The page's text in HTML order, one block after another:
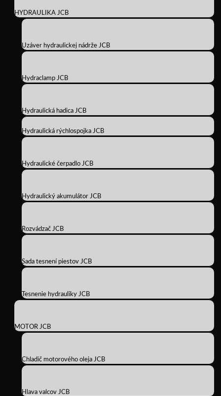
HYDRAULIKA JCB
Uzáver hydraulickej nádrže JCB
Hydraclamp JCB
Hydraulická hadica JCB
Hydraulická rýchlospojka JCB
Hydraulické čerpadlo JCB
Hydraulický akumulátor JCB
Rozvádzač JCB
Sada tesnení piestov JCB
Tesnenie hydrauliky JCB
MOTOR JCB
Chladič motorového oleja JCB
Hlava valcov JCB